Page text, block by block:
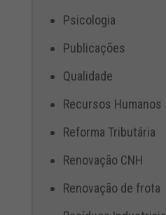
Psicologia
Publicações
Qualidade
Recursos Humanos
Reforma Tributária
Renovação CNH
Renovação de frota